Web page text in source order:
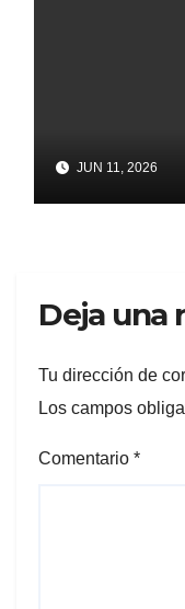
JUN 11, 2026
Deja una
Tu dirección de
Los campos
Comentario *